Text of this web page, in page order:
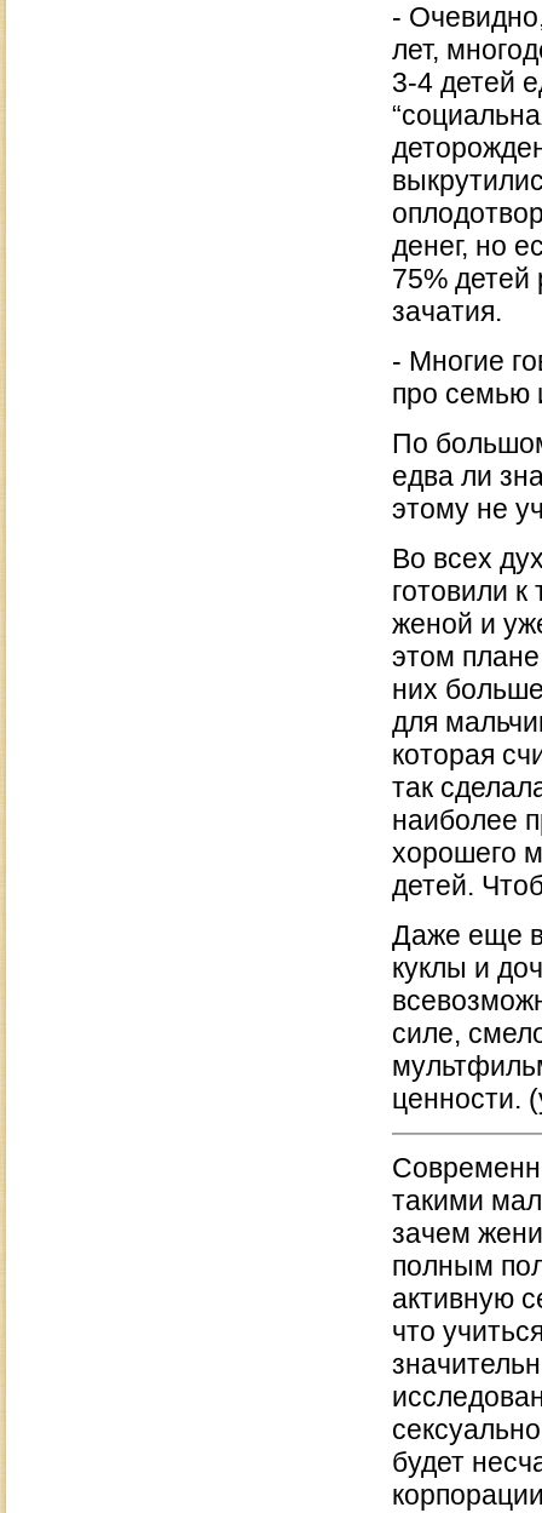
-
лет,
3-4 детей
денег, но
75% детей
зачатия.
- Многие
про семью
По
едва ли
этому не
Во всех
готовили
женой и
этом
них
для
которая
так
наиболее
хорошего
детей.
Даже еще в
куклы и
силе,
ценности.
такими
зачем
полным
активную
что
будет